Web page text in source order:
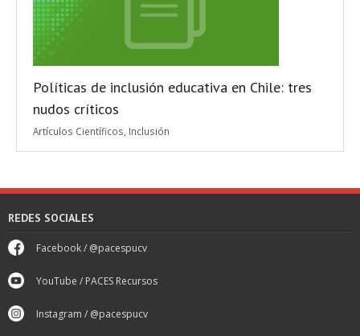
Políticas de inclusión educativa en Chile: tres
nudos críticos
Artículos Científicos Inclusión
REDES SOCIALES
Facebook / @pacespucv
YouTube / PACES Recursos
Instagram / @pacespucv